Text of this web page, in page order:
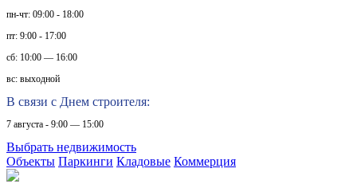
пн-чт: 09:00 - 18:00
пт: 9:00 - 17:00
сб: 10:00 — 16:00
вс: выходной
В связи с Днем строителя:
7 августа - 9:00 — 15:00
Выбрать недвижимость
Объекты Паркинги Кладовые Коммерция